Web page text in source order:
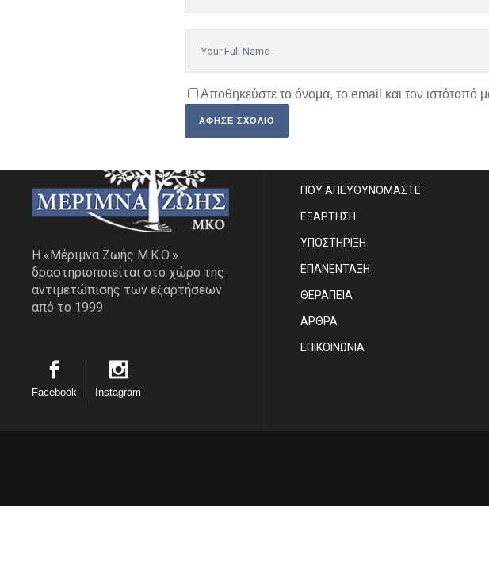
Αποθηκεύστε το όνομα, το email και τον
Η «Μέριμνα Ζωής Μ.Κ.Ο.»
δραστηριοποιείται στο χώρο της
αντιμετώπισης των εξαρτήσεων
από το 1999
Facebook Instagram
ΠΟΥ ΑΠΕΥΘΥΝΟΜΑΣΤΕ
ΕΞΑΡΤΗΣΗ
ΥΠΟΣΤΗΡΙΞΗ
ΕΠΑΝΕΝΤΑΞΗ
ΘΕΡΑΠΕΙΑ
ΑΡΘΡΑ
EΠΙΚΟΙΝΩΝΙΑ